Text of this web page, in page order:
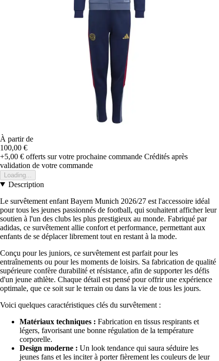
À partir de
100,00 €
+5,00 € offerts sur votre prochaine commande Crédités après
validation de votre commande
Loading...
Description
Le survêtement enfant Bayern Munich 2026/27 est l'accessoire idéal
pour tous les jeunes passionnés de football, qui souhaitent afficher leur
soutien à l'un des clubs les plus prestigieux au monde. Fabriqué par
adidas, ce survêtement allie confort et performance, permettant aux
enfants de se déplacer librement tout en restant à la mode.
Conçu pour les juniors, ce survêtement est parfait pour les
entraînements ou pour les moments de loisirs. Sa fabrication de qualité
supérieure confère durabilité et résistance, afin de supporter les défis
d'un jeune athlète. Chaque détail est pensé pour offrir une expérience
optimale, que ce soit sur le terrain ou dans la vie de tous les jours.
Voici quelques caractéristiques clés du survêtement :
Matériaux techniques : Fabrication en tissus respirants et
légers, favorisant une bonne régulation de la température
corporelle.
Design moderne : Un look tendance qui saura séduire les
jeunes fans et les inciter à porter fièrement les couleurs de leur